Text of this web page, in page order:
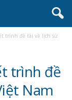
trình đề tài về lịch sử
trình đề
Nam